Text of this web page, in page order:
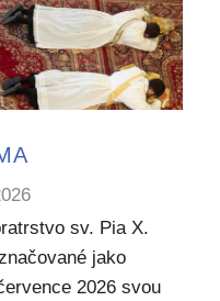
sv. Pia X.
jako
2026 svou